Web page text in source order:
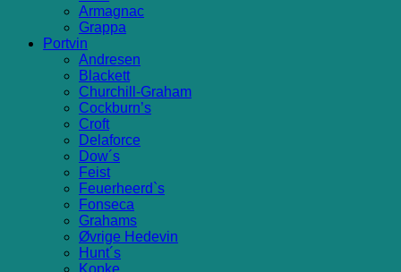
Armagnac
Grappa
Portvin
Andresen
Blackett
Churchill-Graham
Cockburn’s
Croft
Delaforce
Dow´s
Feist
Feuerheerd`s
Fonseca
Grahams
Øvrige Hedevin
Hunt´s
Kopke